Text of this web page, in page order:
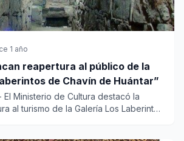
1 año
reapertura al público de la
de Chavín de Huántar”
El Ministerio de Cultura destacó la
al turismo de la Galería Los Laberintos